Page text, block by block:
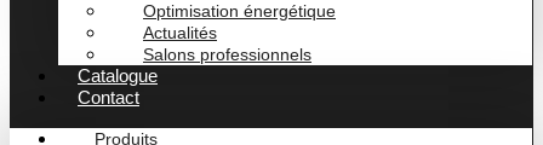
Optimisation énergétique
Actualités
Salons professionnels
Catalogue
Contact
Produits